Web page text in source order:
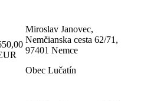
Miroslav Janovec,
Nemčianska cesta 62/71,
97401 Nemce
Obec Lučatín